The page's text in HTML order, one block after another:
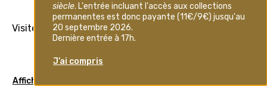
Visite générale des collections.
Afficher plus